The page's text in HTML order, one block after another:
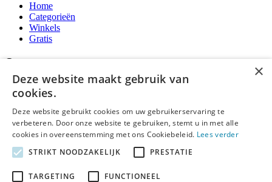
Home
Categorieën
Winkels
Gratis
Over
Over ons
Contact
Publicatieregels
Legal
Privacy
Algemene Voorwaarden
×
Deze website maakt gebruik van
cookies.
Deze website gebruikt cookies om uw gebruikerservaring te
verbeteren. Door onze website te gebruiken, stemt u in met alle
cookies in overeenstemming met ons Cookiebeleid. Lees verder
STRIKT NOODZAKELIJK
PRESTATIE
TARGETING FUNCTIONEEL